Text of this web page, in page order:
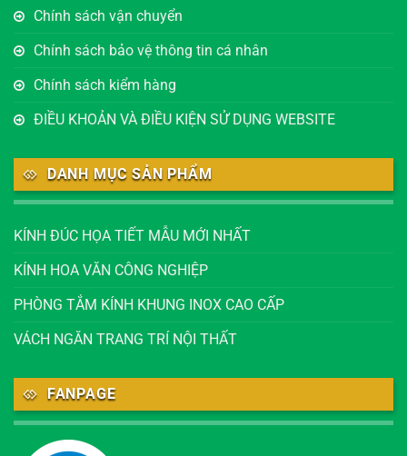
Chính sách vận chuyển
Chính sách bảo vệ thông tin cá nhân
Chính sách kiểm hàng
ĐIỀU KHOẢN VÀ ĐIỀU KIỆN SỬ DỤNG WEBSITE
DANH MỤC SẢN PHẨM
KÍNH ĐÚC HỌA TIẾT MẪU MỚI NHẤT
KÍNH HOA VĂN CÔNG NGHIỆP
PHÒNG TẮM KÍNH KHUNG INOX CAO CẤP
VÁCH NGĂN TRANG TRÍ NỘI THẤT
FANPAGE